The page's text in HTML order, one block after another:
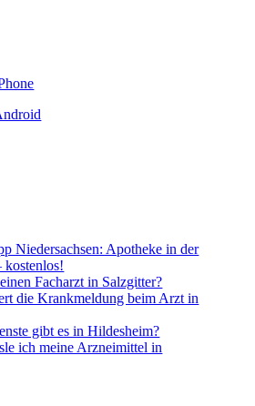
Niedersachsen: Apotheke in der
kostenlos!
Facharzt in Salzgitter?
die Krankmeldung beim Arzt in
gibt es in Hildesheim?
ich meine Arzneimittel in